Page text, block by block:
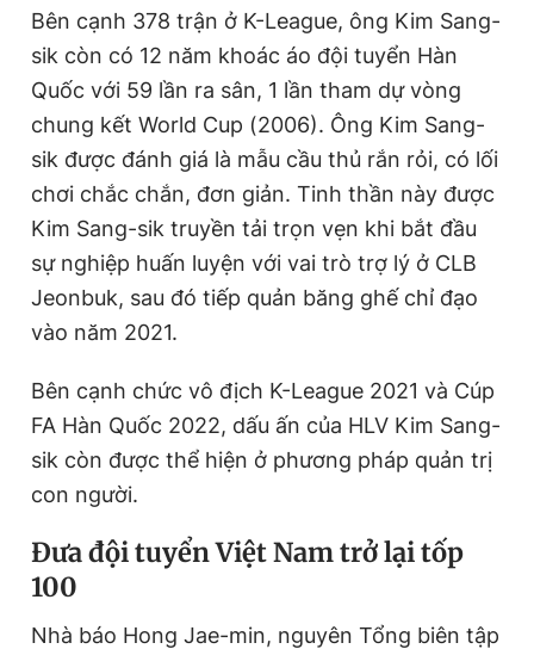
Bên cạnh 378 trận ở K-League, ông Kim Sang-
sik còn có 12 năm khoác áo đội tuyển Hàn
Quốc với 59 lần ra sân, 1 lần tham dự vòng
chung kết World Cup (2006). Ông Kim Sang-
sik được đánh giá là mẫu cầu thủ rắn rỏi, có lối
chơi chắc chắn, đơn giản. Tinh thần này được
Kim Sang-sik truyền tải trọn vẹn khi bắt đầu
sự nghiệp huấn luyện với vai trò trợ lý ở CLB
Jeonbuk, sau đó tiếp quản băng ghế chỉ đạo
vào năm 2021.
Bên cạnh chức vô địch K-League 2021 và Cúp
FA Hàn Quốc 2022, dấu ấn của HLV Kim Sang-
sik còn được thể hiện ở phương pháp quản trị
con người.
Đưa đội tuyển Việt Nam trở lại tốp
100
Nhà báo Hong Jae-min, nguyên Tổng biên tập